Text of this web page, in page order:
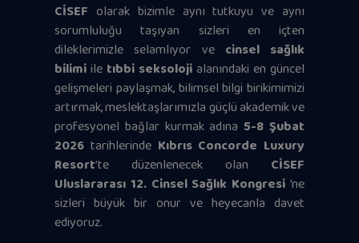
CİSEF olarak bizimle aynı tutkuyu ve aynı
sorumluluğu taşıyan sizleri en içten
dileklerimizle selamlıyor ve cinsel sağlık
bilimi ile tıbbi seksoloji alanındaki en güncel
gelişmeleri paylaşmak, bilimsel bilgi birikimimizi
artırmak, meslektaşlarımızla güçlü akademik ve
profesyonel bağlar kurmak adına 5-8 Şubat
2026 tarihlerinde Kıbrıs Concorde Luxury
Resort’te düzenlenecek olan CİSEF
Uluslararası 12. Cinsel Sağlık Kongresi ’ne
sizleri büyük bir onur ve heyecanla davet
ediyoruz.